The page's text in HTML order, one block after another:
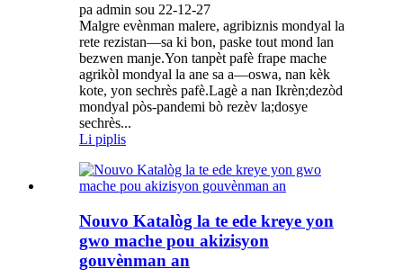
pa admin sou 22-12-27
Malgre evènman malere, agribiznis mondyal la
rete rezistan—sa ki bon, paske tout mond lan
bezwen manje.Yon tanpèt pafè frape mache
agrikòl mondyal la ane sa a—oswa, nan kèk
kote, yon sechrès pafè.Lagè a nan Ikrèn;dezòd
mondyal pòs-pandemi bò rezèv la;dosye
sechrès...
Li piplis
Nouvo Katalòg la te ede kreye yon
gwo mache pou akizisyon
gouvènman an